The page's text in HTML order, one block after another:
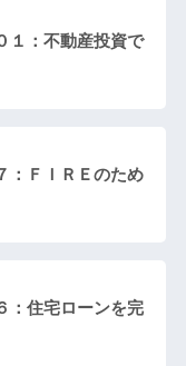
１：不動産投資で
：ＦＩＲＥのため
：住宅ローンを完